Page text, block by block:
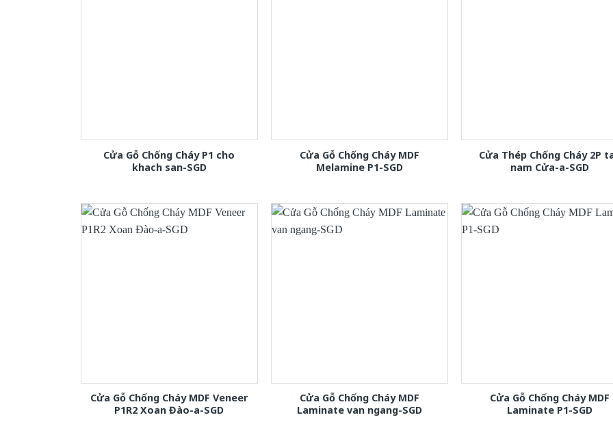
Cửa Gỗ Chống Cháy P1 cho
khach san-SGD
Cửa Gỗ Chống Cháy MDF
Melamine P1-SGD
Cửa Thép Chống Cháy 2P
nam Cửa-a-SGD
Cửa Gỗ Chống Cháy MDF Veneer
P1R2 Xoan Đào-a-SGD
Cửa Gỗ Chống Cháy MDF
Laminate van ngang-SGD
Cửa Gỗ Chống Cháy MDF
Laminate P1-SGD